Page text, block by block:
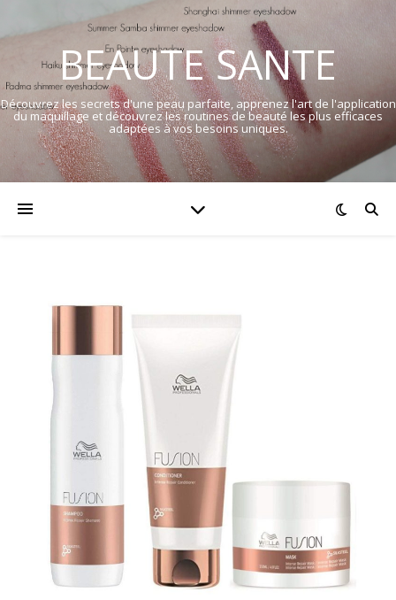
BEAUTE SANTE
Découvrez les secrets d'une peau parfaite, apprenez l'art de l'application
du maquillage et découvrez les routines de beauté les plus efficaces
adaptées à vos besoins uniques.